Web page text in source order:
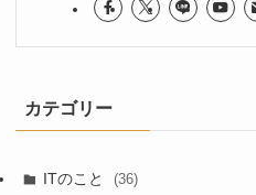
カテゴリー
ITのこと (36)